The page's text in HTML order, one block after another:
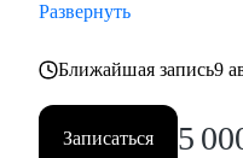
Развернуть
Ближайшая запись9
Записаться 5